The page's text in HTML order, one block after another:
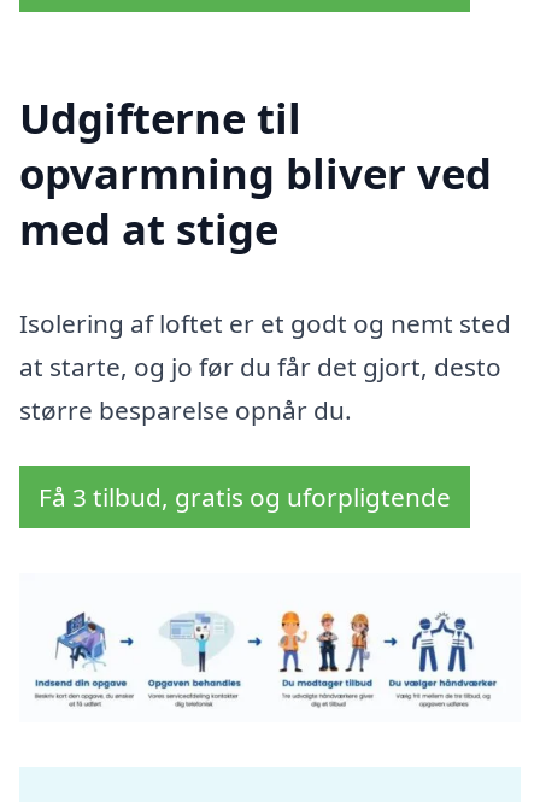
Udgifterne til
opvarmning bliver ved
med at stige
Isolering af loftet er et godt og nemt sted
at starte, og jo før du får det gjort, desto
større besparelse opnår du.
Få 3 tilbud, gratis og uforpligtende